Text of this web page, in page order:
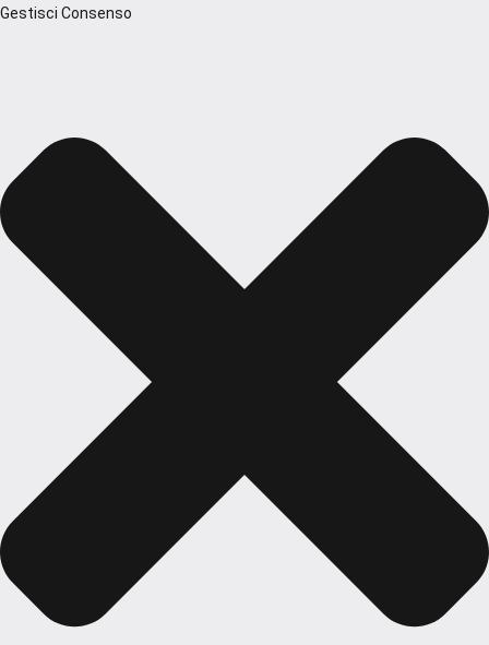
Gestisci Consenso